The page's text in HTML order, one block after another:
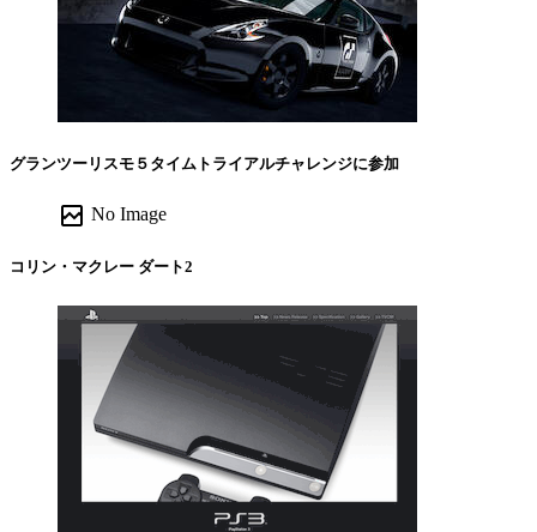
グランツーリスモ５タイムトライアルチャレンジに参加
broken_image No Image
コリン・マクレー ダート2